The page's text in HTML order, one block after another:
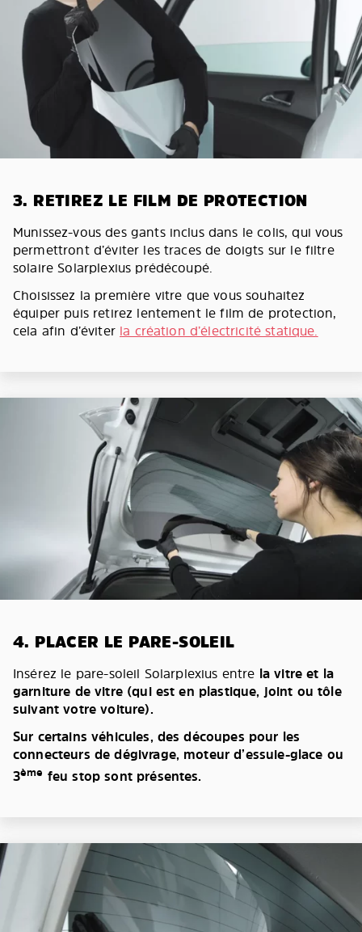
3. RETIREZ LE FILM DE PROTECTION
Munissez-vous des gants inclus dans le colis, qui vous
permettront d’éviter les traces de doigts sur le filtre
solaire Solarplexius prédécoupé.
Choisissez la première vitre que vous souhaitez
équiper puis retirez lentement le film de protection,
cela afin d’éviter la création d’électricité statique.
4. PLACER LE PARE-SOLEIL
Insérez le pare-soleil Solarplexius entre la vitre et la
garniture de vitre (qui est en plastique, joint ou tôle
suivant votre voiture).
Sur certains véhicules, des découpes pour les
connecteurs de dégivrage, moteur d’essuie-glace ou
3ème feu stop sont présentes.